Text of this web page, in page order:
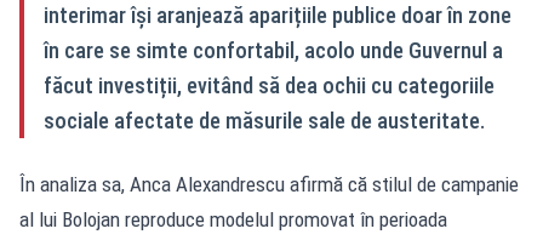
interimar își aranjează aparițiile publice doar în zone
în care se simte confortabil, acolo unde Guvernul a
făcut investiții, evitând să dea ochii cu categoriile
sociale afectate de măsurile sale de austeritate.
În analiza sa, Anca Alexandrescu afirmă că stilul de campanie
al lui Bolojan reproduce modelul promovat în perioada